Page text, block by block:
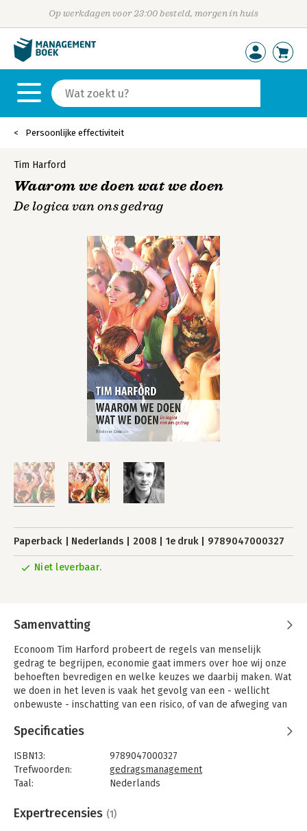
Op werkdagen voor 23:00 besteld, morgen in huis
Persoonlijke effectiviteit
Tim Harford
Waarom we doen wat we doen
De logica van ons gedrag
Paperback Nederlands 2008 1e druk 9789047000327
Niet leverbaar.
Samenvatting
Econoom Tim Harford probeert de regels van menselijk
gedrag te begrijpen, economie gaat immers over hoe wij onze
behoeften bevredigen en welke keuzes we daarbij maken. Wat
we doen in het leven is vaak het gevolg van een - wellicht
onbewuste - inschatting van een risico, of van de afweging van
emotionele onderwerpen zoals relatieproblemen en seksuele
Harford schuwt ook de grotere thema's niet, en geeft
opmerkelijke en zelfs schokkende verklaringen voor de
wapenwedloop tijdens de Koude Oorlog en
Na het lezen van 'Waarom we doen wat we doen' wordt
Specificaties
ISBN13:
9789047000327
Trefwoorden:
gedragsmanagement
Taal:
Nederlands
Aantal pagina's:
256
Expertrecensies (1)